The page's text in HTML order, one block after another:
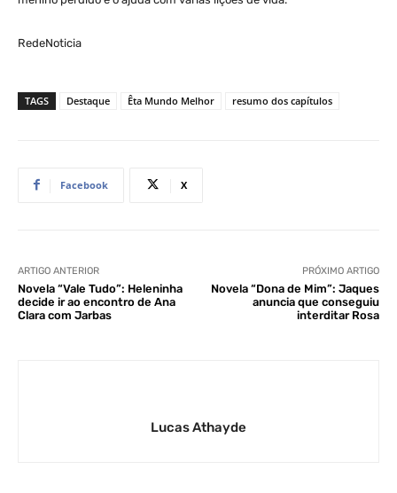
RedeNoticia
TAGS Destaque Êta Mundo Melhor resumo dos capítulos
Facebook X
ARTIGO ANTERIOR
Novela “Vale Tudo”: Heleninha
decide ir ao encontro de Ana
Clara com Jarbas
PRÓXIMO ARTIGO
Novela “Dona de Mim”: Jaques
anuncia que conseguiu
interditar Rosa
Lucas Athayde